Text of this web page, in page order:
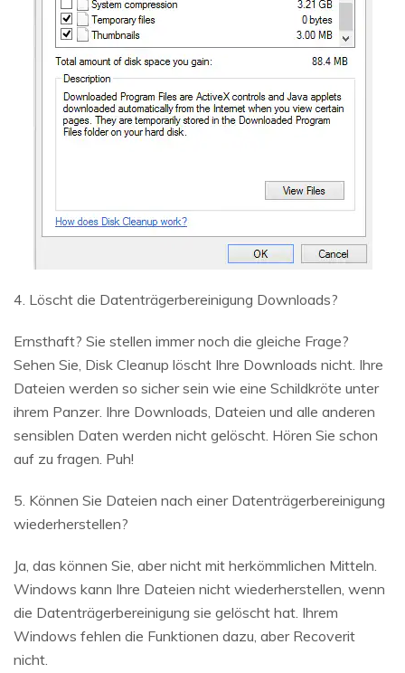
4. Löscht die Datenträgerbereinigung Downloads?
Ernsthaft? Sie stellen immer noch die gleiche Frage?
Sehen Sie, Disk Cleanup löscht Ihre Downloads nicht. Ihre
Dateien werden so sicher sein wie eine Schildkröte unter
ihrem Panzer. Ihre Downloads, Dateien und alle anderen
sensiblen Daten werden nicht gelöscht. Hören Sie schon
auf zu fragen. Puh!
5. Können Sie Dateien nach einer Datenträgerbereinigung
wiederherstellen?
Ja, das können Sie, aber nicht mit herkömmlichen Mitteln.
Windows kann Ihre Dateien nicht wiederherstellen, wenn
die Datenträgerbereinigung sie gelöscht hat. Ihrem
Windows fehlen die Funktionen dazu, aber Recoverit
nicht.